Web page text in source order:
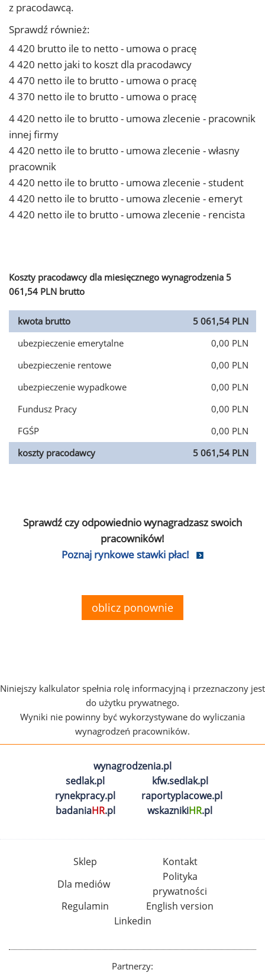
z pracodawcą.
Sprawdź również:
4 420 brutto ile to netto - umowa o pracę
4 420 netto jaki to koszt dla pracodawcy
4 470 netto ile to brutto - umowa o pracę
4 370 netto ile to brutto - umowa o pracę
4 420 netto ile to brutto - umowa zlecenie - pracownik
innej firmy
4 420 netto ile to brutto - umowa zlecenie - własny
pracownik
4 420 netto ile to brutto - umowa zlecenie - student
4 420 netto ile to brutto - umowa zlecenie - emeryt
4 420 netto ile to brutto - umowa zlecenie - rencista
Koszty pracodawcy dla miesięcznego wynagrodzenia 5
061,54 PLN brutto
kwota brutto
5 061,54 PLN
ubezpieczenie emerytalne
0,00 PLN
ubezpieczenie rentowe
0,00 PLN
ubezpieczenie wypadkowe
0,00 PLN
Fundusz Pracy
0,00 PLN
FGŚP
0,00 PLN
koszty pracodawcy
5 061,54 PLN
Sprawdź czy odpowiednio wynagradzasz swoich
pracowników!
Poznaj rynkowe stawki płac!
oblicz ponownie
Niniejszy kalkulator spełnia rolę informacyjną i przeznaczony jest
do użytku prywatnego.
Wyniki nie powinny być wykorzystywane do wyliczania
wynagrodzeń pracowników.
wynagrodzenia.pl
sedlak.pl
kfw.sedlak.pl
rynekpracy.pl
raportyplacowe.pl
badaniaHR.pl wskaznikiHR.pl
Sklep
Kontakt
Dla mediów
Polityka
prywatności
Regulamin
English version
Linkedin
Partnerzy: